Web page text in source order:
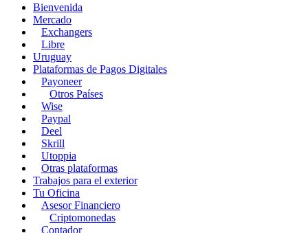
Bienvenida
Mercado
Exchangers
Libre
Uruguay
Plataformas de Pagos Digitales
Payoneer
Otros Países
Wise
Paypal
Deel
Skrill
Utoppia
Otras plataformas
Trabajos para el exterior
Tu Oficina
Asesor Financiero
Criptomonedas
Contador